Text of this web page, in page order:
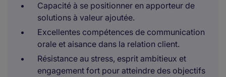
Capacité à se positionner en apporteur de
solutions à valeur ajoutée.
Excellentes compétences de communication
orale et aisance dans la relation client.
Résistance au stress, esprit ambitieux et
engagement fort pour atteindre des objectifs